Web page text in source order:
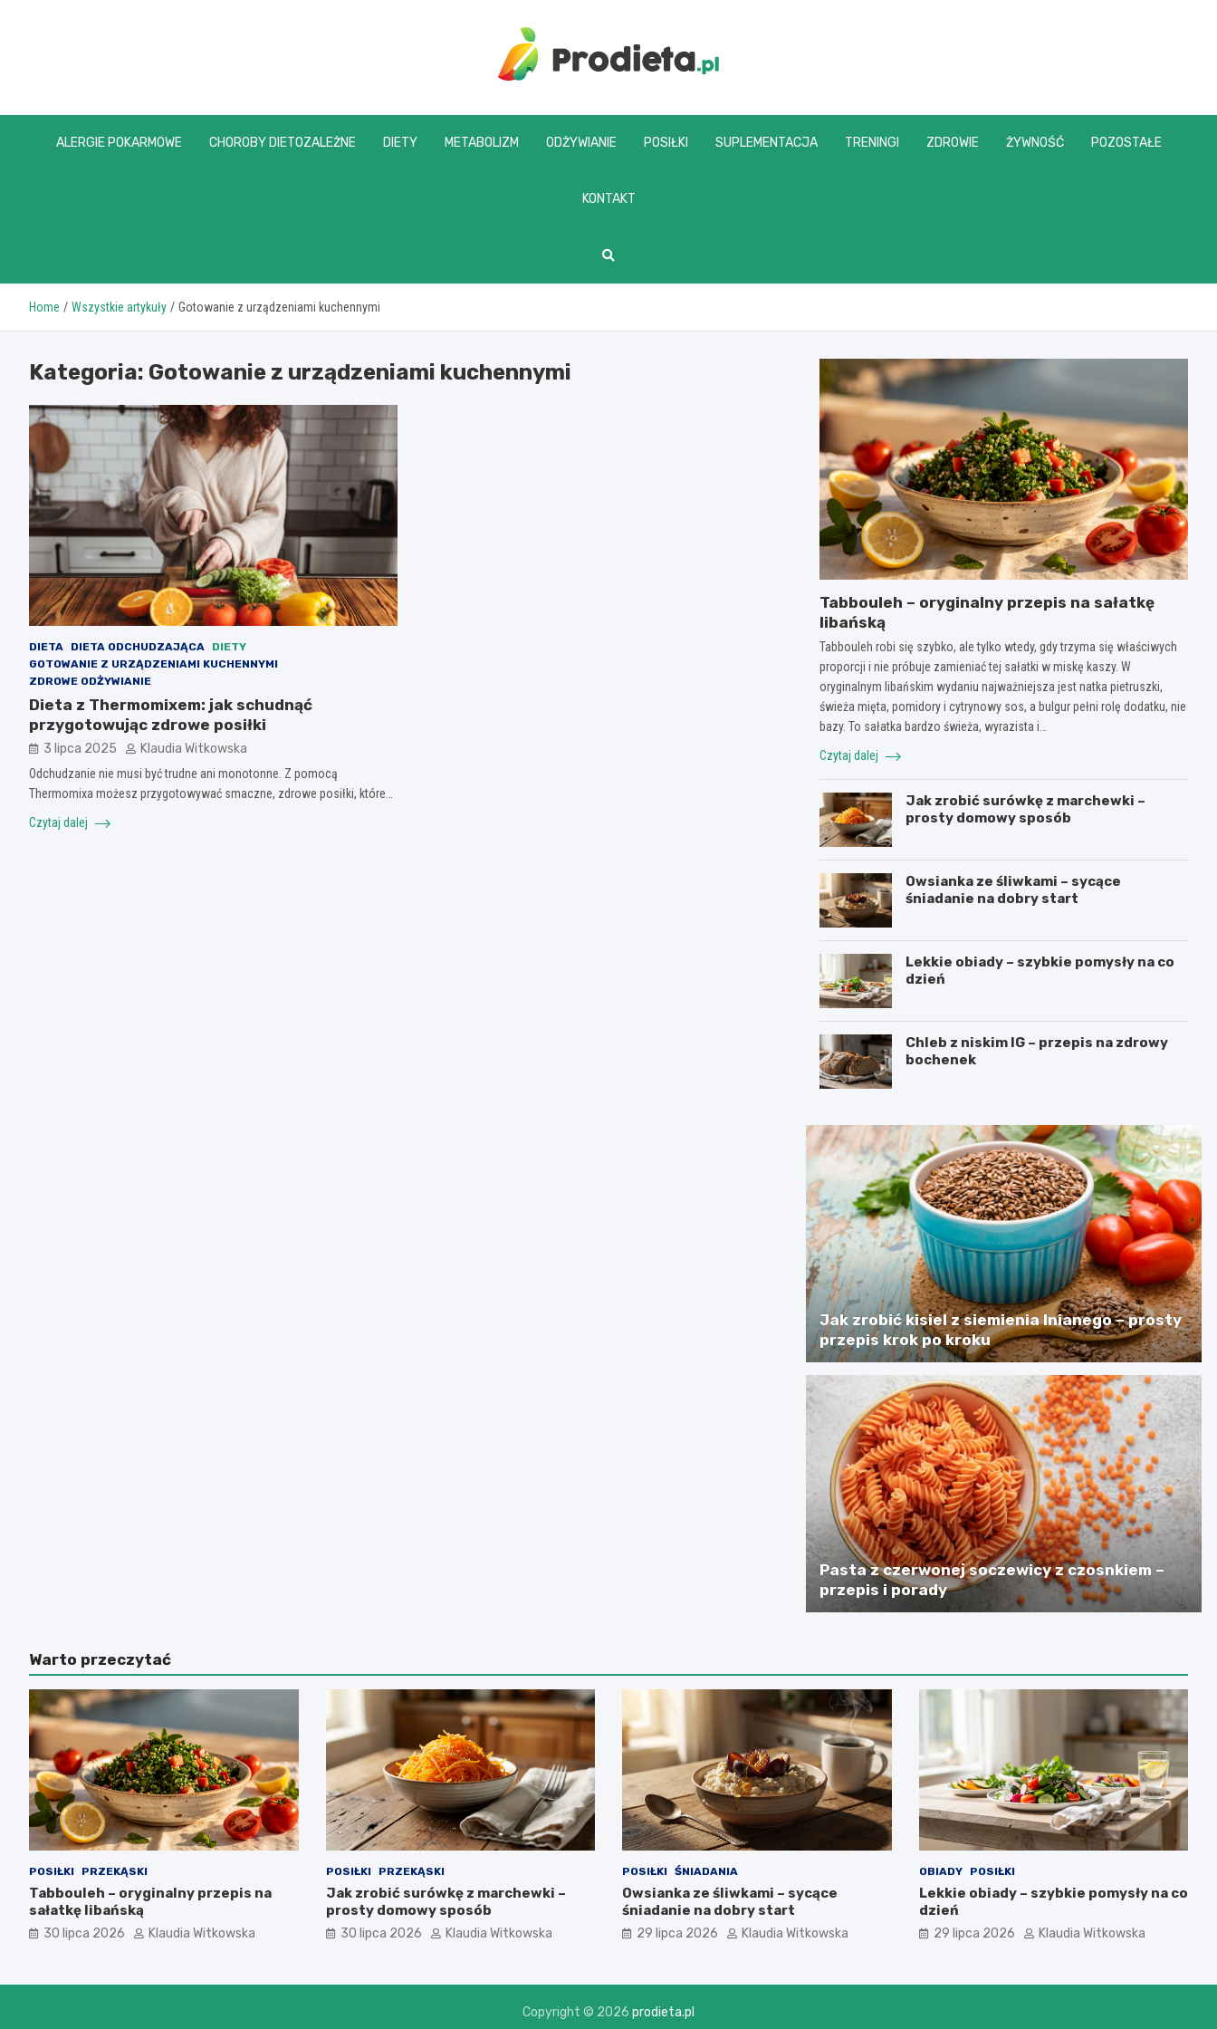
prodieta.pl
ALERGIE POKARMOWE CHOROBY DIETOZALEŻNE DIETY METABOLIZM ODŻYWIANIE POSIŁKI SUPLEMENTACJA TRENINGI ZDROWIE ŻYWNOŚĆ POZOSTAŁE
KONTAKT
Home Wszystkie artykuły Gotowanie z urządzeniami kuchennymi
Kategoria: Gotowanie z urządzeniami kuchennymi
DIETA DIETA ODCHUDZAJĄCA
DIETY
GOTOWANIE Z URZĄDZENIAMI KUCHENNYMI
ZDROWE ODŻYWIANIE
Dieta z Thermomixem: jak schudnąć
przygotowując zdrowe posiłki
3 lipca 2025 Klaudia Witkowska
Odchudzanie nie musi być trudne ani monotonne. Z pomocą
Thermomixa możesz przygotowywać smaczne, zdrowe posiłki, które…
Czytaj dalej
Tabbouleh – oryginalny przepis na sałatkę
libańską
Tabbouleh robi się szybko, ale tylko wtedy, gdy trzyma się właściwych
proporcji i nie próbuje zamieniać tej sałatki w miskę kaszy. W
oryginalnym libańskim wydaniu najważniejsza jest natka pietruszki,
świeża mięta, pomidory i cytrynowy sos, a bulgur pełni rolę dodatku, nie
bazy. To sałatka bardzo świeża, wyrazista i…
Czytaj dalej
Jak zrobić surówkę z marchewki –
prosty domowy sposób
Owsianka ze śliwkami – sycące
śniadanie na dobry start
Lekkie obiady – szybkie pomysły na co
dzień
Chleb z niskim IG – przepis na zdrowy
bochenek
Jak zrobić kisiel z siemienia lnianego – prosty
przepis krok po kroku
Pasta z czerwonej soczewicy z czosnkiem –
przepis i porady
Warto przeczytać
POSIŁKI PRZEKĄSKI
Tabbouleh – oryginalny przepis na
sałatkę libańską
30 lipca 2026 Klaudia Witkowska
POSIŁKI PRZEKĄSKI
Jak zrobić surówkę z marchewki –
prosty domowy sposób
30 lipca 2026 Klaudia Witkowska
POSIŁKI ŚNIADANIA
Owsianka ze śliwkami – sycące
śniadanie na dobry start
29 lipca 2026 Klaudia Witkowska
OBIADY POSIŁKI
Lekkie obiady – szybkie pomysły na co
dzień
29 lipca 2026 Klaudia Witkowska
Copyright © 2026 prodieta.pl